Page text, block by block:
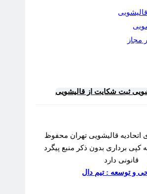
مجاز
ثبت شکایت از قالیشویی
اتحادیه قالیشویی تهران محفوظ
کپی برداری بدون ذکر منبع پیگرد
قانونی دارد
و توسعه : تیم دال